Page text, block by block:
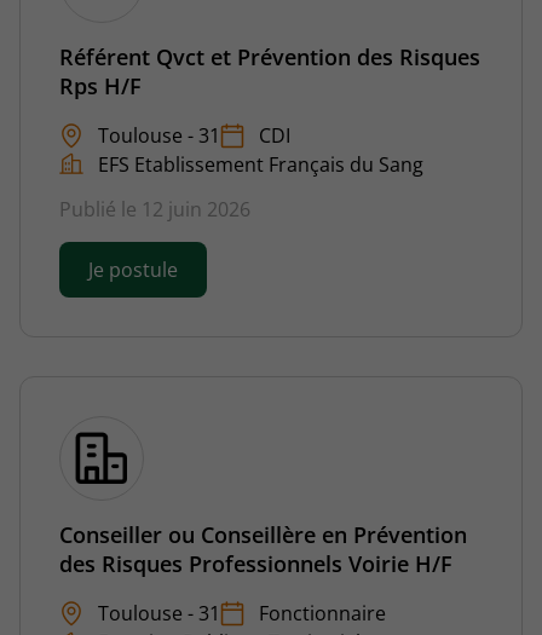
Référent Qvct et Prévention des Risques
Rps H/F
Toulouse - 31
CDI
EFS Etablissement Français du Sang
Publié le 12 juin 2026
Je postule
Conseiller ou Conseillère en Prévention
des Risques Professionnels Voirie H/F
Toulouse - 31
Fonctionnaire